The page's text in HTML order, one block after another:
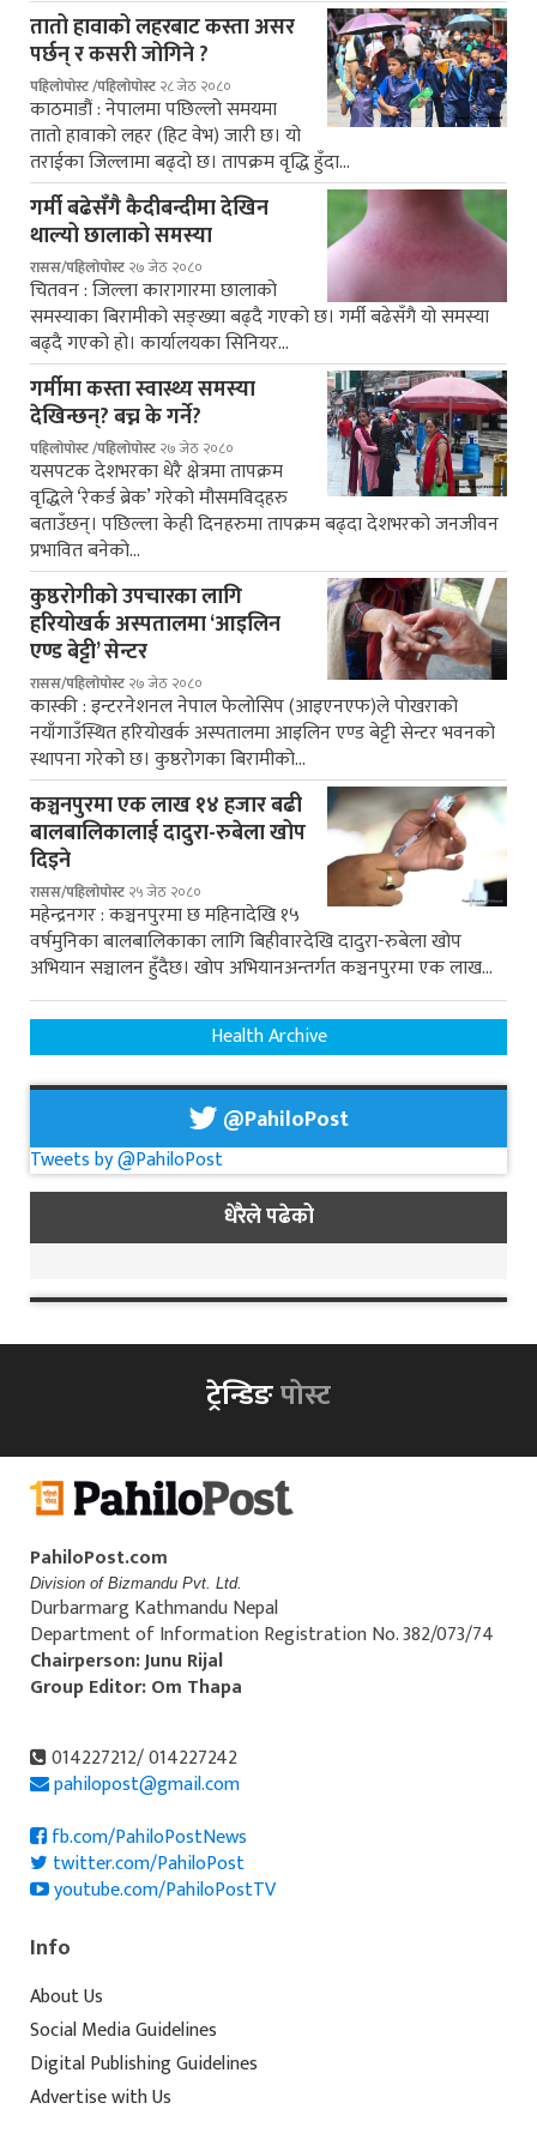
तातो हावाको लहरबाट कस्ता असर
पर्छन् र कसरी जोगिने ?
पहिलोपोस्ट /पहिलोपोस्ट २८ जेठ २०८०
काठमाडौं : नेपालमा पछिल्लो समयमा
तातो हावाको लहर (हिट वेभ) जारी छ। यो
तराईका जिल्लामा बढ्दो छ। तापक्रम वृद्धि हुँदा…
गर्मी बढेसँगै कैदीबन्दीमा देखिन
थाल्यो छालाको समस्या
रासस/पहिलोपोस्ट २७ जेठ २०८०
चितवन : जिल्ला कारागारमा छालाको
समस्याका बिरामीको सङ्ख्या बढ्दै गएको छ। गर्मी बढेसँगै यो समस्या
बढ्दै गएको हो। कार्यालयका सिनियर…
गर्मीमा कस्ता स्वास्थ्य समस्या
देखिन्छन्? बच्न के गर्ने?
पहिलोपोस्ट /पहिलोपोस्ट २७ जेठ २०८०
यसपटक देशभरका धेरै क्षेत्रमा तापक्रम
वृद्धिले ‘रेकर्ड ब्रेक’ गरेको मौसमविद्हरु
बताउँछन्। पछिल्ला केही दिनहरुमा तापक्रम बढ्दा देशभरको जनजीवन
प्रभावित बनेको…
कुष्ठरोगीको उपचारका लागि
हरियोखर्क अस्पतालमा ‘आइलिन
एण्ड बेट्टी’ सेन्टर
रासस/पहिलोपोस्ट २७ जेठ २०८०
कास्की : इन्टरनेशनल नेपाल फेलोसिप (आइएनएफ)ले पोखराको
नयाँगाउँस्थित हरियोखर्क अस्पतालमा आइलिन एण्ड बेट्टी सेन्टर भवनको
स्थापना गरेको छ। कुष्ठरोगका बिरामीको…
कञ्चनपुरमा एक लाख १४ हजार बढी
बालबालिकालाई दादुरा-रुबेला खोप
दिइने
रासस/पहिलोपोस्ट २५ जेठ २०८०
महेन्द्रनगर : कञ्चनपुरमा छ महिनादेखि १५
वर्षमुनिका बालबालिकाका लागि बिहीवारदेखि दादुरा-रुबेला खोप
अभियान सञ्चालन हुँदैछ। खोप अभियानअन्तर्गत कञ्चनपुरमा एक लाख…
Health Archive
@PahiloPost
Tweets by @PahiloPost
धेरैले पढेको
ट्रेन्डिङपोस्ट
PahiloPost.com
Division of Bizmandu Pvt. Ltd.
Durbarmarg Kathmandu Nepal
Department of Information Registration No. 382/073/74
Chairperson: Junu Rijal
Group Editor: Om Thapa
014227212/ 014227242
pahilopost@gmail.com
fb.com/PahiloPostNews
twitter.com/PahiloPost
youtube.com/PahiloPostTV
Info
About Us
Social Media Guidelines
Digital Publishing Guidelines
Advertise with Us